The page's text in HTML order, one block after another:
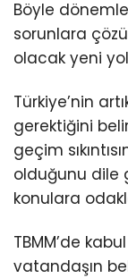
Böyle
sorunlara
olacak yeni
Türkiye’nin
gerektiğini
geçim
olduğunu dile
konulara
TBMM’de
vatandaşın